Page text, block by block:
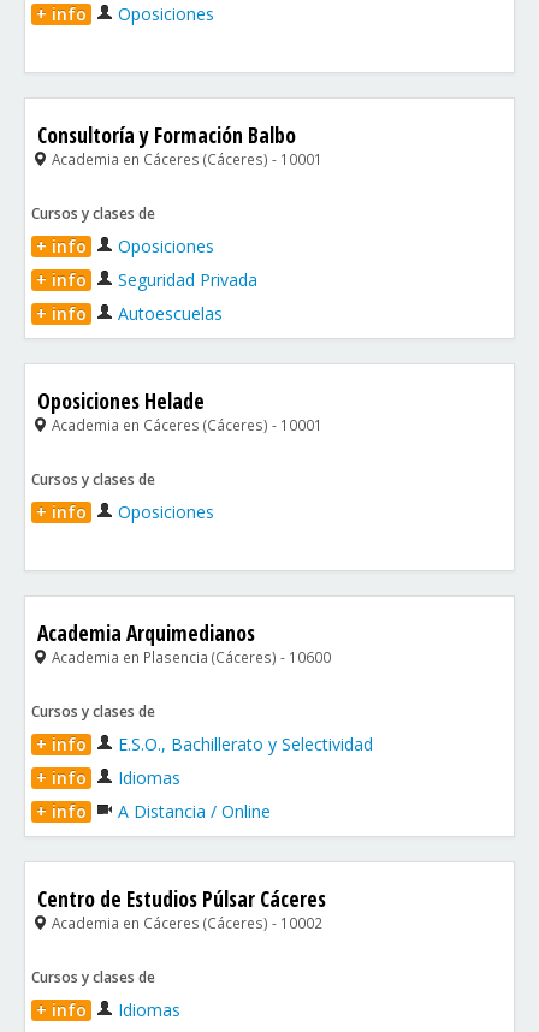
+ info Oposiciones
Consultoría y Formación Balbo
Academia en Cáceres (Cáceres) - 10001
Cursos y clases de
+ info
Oposiciones
+ info
Seguridad Privada
+ info
Autoescuelas
Oposiciones Helade
Academia en Cáceres (Cáceres) - 10001
Cursos y clases de
+ info Oposiciones
Academia Arquimedianos
Academia en Plasencia (Cáceres) - 10600
Cursos y clases de
+ info
E.S.O., Bachillerato y Selectividad
+ info
Idiomas
+ info
A Distancia / Online
Centro de Estudios Púlsar Cáceres
Academia en Cáceres (Cáceres) - 10002
Cursos y clases de
+ info Idiomas